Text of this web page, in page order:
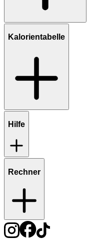
Kalorientabelle
Hilfe
Rechner